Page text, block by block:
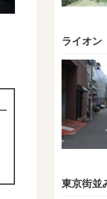
ライオン
東京街並